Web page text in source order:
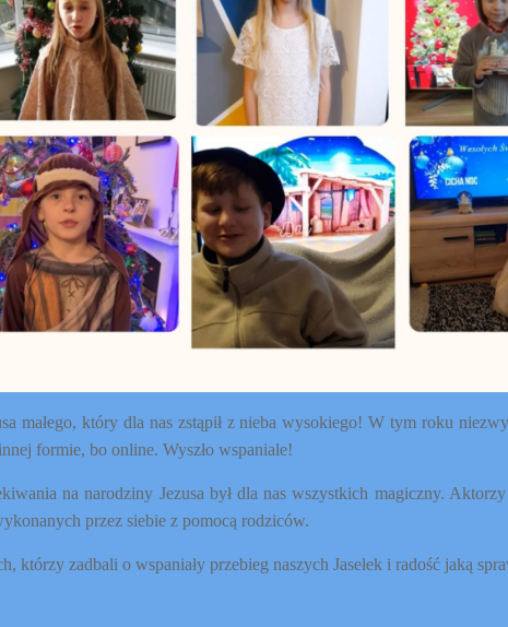
małego, który dla nas zstąpił z nieba wysokiego! W tym roku
formie, bo online. Wyszło wspaniale!
na narodziny Jezusa był dla nas wszystkich magiczny.
przez siebie z pomocą rodziców.
którzy zadbali o wspaniały przebieg naszych Jasełek i radość jaką